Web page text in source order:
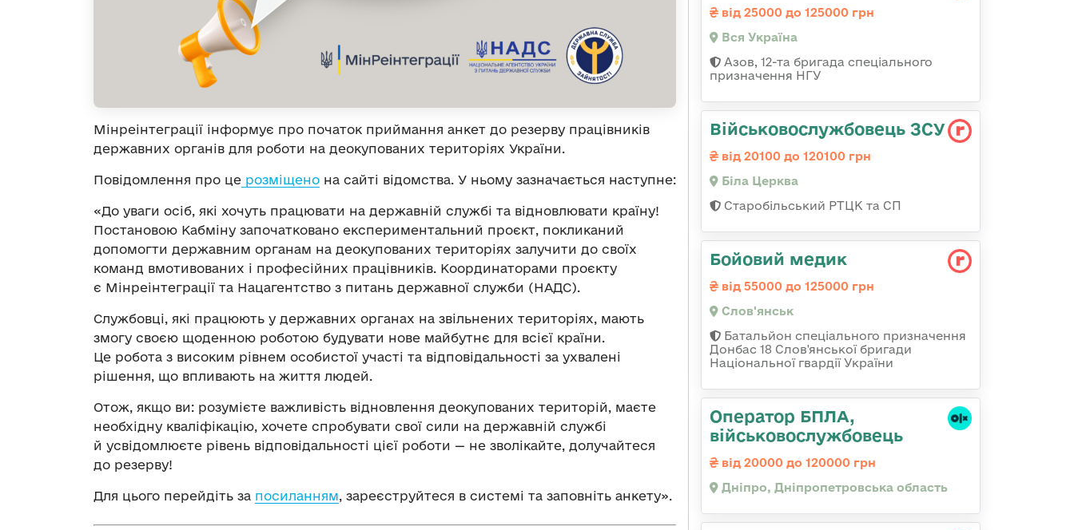
Мінреінтеграції інформує про початок приймання анкет до резерву працівників
державних органів для роботи на деокупованих територіях України.
Повідомлення про це розміщено на сайті відомства. У ньому зазначається наступне:
«До уваги осіб, які хочуть працювати на державній службі та відновлювати країну!
Постановою Кабміну започатковано експериментальний проєкт, покликаний
допомогти державним органам на деокупованих територіях залучити до своїх
команд вмотивованих і професійних працівників. Координаторами проєкту
є Мінреінтеграції та Нацагентство з питань державної служби (НАДС).
Службовці, які працюють у державних органах на звільнених територіях, мають
змогу своєю щоденною роботою будувати нове майбутнє для всієї країни.
Це робота з високим рівнем особистої участі та відповідальності за ухвалені
рішення, що впливають на життя людей.
Отож, якщо ви: розумієте важливість відновлення деокупованих територій, маєте
необхідну кваліфікацію, хочете спробувати свої сили на державній службі
й усвідомлюєте рівень відповідальності цієї роботи — не зволікайте, долучайтеся
до резерву!
Для цього перейдіть за посиланням, зареєструйтеся в системі та заповніть анкету».
від 25000 до 125000 грн
Вся Україна
Азов, 12-та бригада спеціального
призначення НГУ
Військовослужбовець ЗСУ
від 20100 до 120100 грн
Біла Церква
Старобільський РТЦК та СП
Бойовий медик
від 55000 до 125000 грн
Слов'янськ
Батальйон спеціального призначення
Донбас 18 Слов'янської бригади
Національної гвардії України
Оператор БПЛА,
військовослужбовець
від 20000 до 120000 грн
Дніпро, Дніпропетровська область